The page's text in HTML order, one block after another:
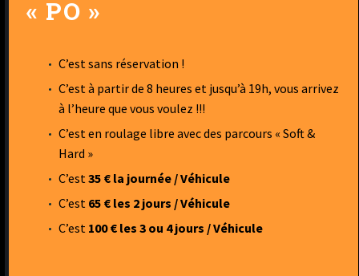
« PO »
C’est sans réservation !
C’est à partir de 8 heures et jusqu’à 19h, vous arrivez
à l’heure que vous voulez !!!
C’est en roulage libre avec des parcours « Soft &
Hard »
C’est 35 € la journée / Véhicule
C’est 65 € les 2 jours / Véhicule
C’est 100 € les 3 ou 4 jours / Véhicule